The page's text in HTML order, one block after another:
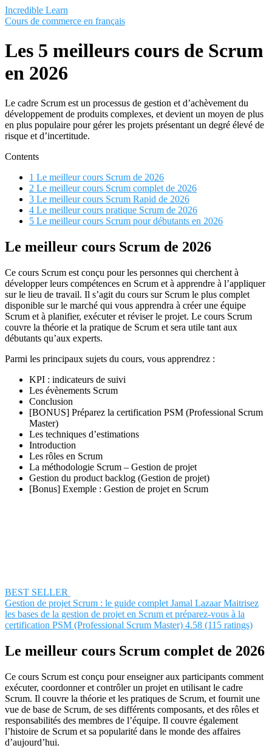
Saltar
al
Incredible Learn
Cours de commerce en français
Les 5 meilleurs cours de Scrum
en 2026
Le cadre Scrum est un processus de gestion et d’achèvement du
développement de produits complexes, et devient un moyen de plus
en plus populaire pour gérer les projets présentant un degré élevé de
risque et d’incertitude.
Contents
1 Le meilleur cours Scrum de 2026
2 Le meilleur cours Scrum complet de 2026
3 Le meilleur cours Scrum Rapid de 2026
4 Le meilleur cours pratique Scrum de 2026
5 Le meilleur cours Scrum pour débutants en 2026
Le meilleur cours Scrum de 2026
Ce cours Scrum est conçu pour les personnes qui cherchent à
développer leurs compétences en Scrum et à apprendre à l’appliquer
sur le lieu de travail. Il s’agit du cours sur Scrum le plus complet
disponible sur le marché qui vous apprendra à créer une équipe
Scrum et à planifier, exécuter et réviser le projet. Le cours Scrum
couvre la théorie et la pratique de Scrum et sera utile tant aux
débutants qu’aux experts.
Parmi les principaux sujets du cours, vous apprendrez :
KPI : indicateurs de suivi
Les évènements Scrum
Conclusion
[BONUS] Préparez la certification PSM (Professional Scrum
Master)
Les techniques d’estimations
Introduction
Les rôles en Scrum
La méthodologie Scrum – Gestion de projet
Gestion du product backlog (Gestion de projet)
[Bonus] Exemple : Gestion de projet en Scrum
BEST SELLER
Gestion de projet Scrum : le guide complet Jamal Lazaar Maitrisez
les bases de la gestion de projet en Scrum et préparez-vous à la
certification PSM (Professional Scrum Master) 4.58 (115 ratings)
Le meilleur cours Scrum complet de 2026
Ce cours Scrum est conçu pour enseigner aux participants comment
exécuter, coordonner et contrôler un projet en utilisant le cadre
Scrum. Il couvre la théorie et les pratiques de Scrum, et fournit une
vue de base de Scrum, de ses différents composants, et des rôles et
responsabilités des membres de l’équipe. Il couvre également
l’histoire de Scrum et sa popularité dans le monde des affaires
d’aujourd’hui.